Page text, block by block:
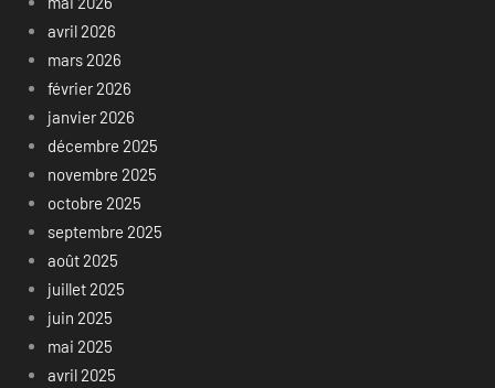
avril 2026
mars 2026
février 2026
janvier 2026
décembre 2025
novembre 2025
octobre 2025
septembre 2025
août 2025
juillet 2025
juin 2025
mai 2025
avril 2025